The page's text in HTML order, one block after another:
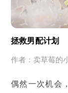
拯救男配计划
作者：卖草莓的
偶然一次机会